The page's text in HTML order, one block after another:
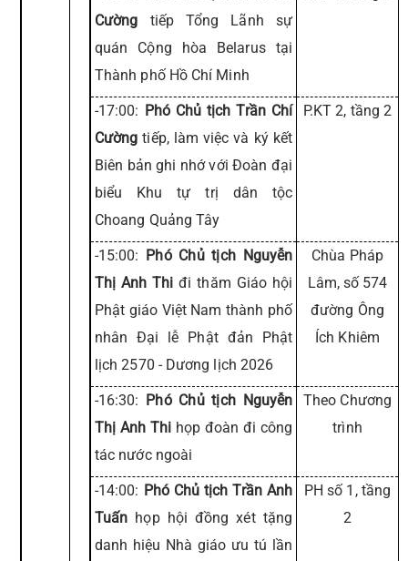
Cường tiếp Tổng Lãnh sự
quán Cộng hòa Belarus tại
Thành phố Hồ Chí Minh
-17:00: Phó Chủ tịch Trần Chí
Cường tiếp, làm việc và ký kết
Biên bản ghi nhớ với Đoàn đại
biểu Khu tự trị dân tộc
Choang Quảng Tây
P.KT 2, tầng 2
-15:00: Phó Chủ tịch Nguyễn
Thị Anh Thi đi thăm Giáo hội
Phật giáo Việt Nam thành phố
nhân Đại lễ Phật đản Phật
lịch 2570 - Dương lịch 2026
Chùa Pháp
Lâm, số 574
đường Ông
Ích Khiêm
-16:30: Phó Chủ tịch Nguyễn
Thị Anh Thi họp đoàn đi công
tác nước ngoài
Theo Chương
trình
-14:00: Phó Chủ tịch Trần Anh
Tuấn họp hội đồng xét tặng
danh hiệu Nhà giáo ưu tú lần
PH số 1, tầng
2